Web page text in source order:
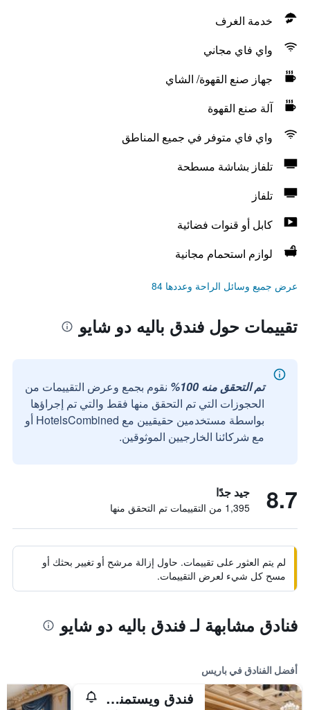
خدمة الغرف
واي فاي مجاني
جهاز صنع القهوة/ الشاي
آلة صنع القهوة
واي فاي متوفر في جميع المناطق
تلفاز بشاشة مسطحة
تلفاز
كابل أو قنوات فضائية
لوازم استحمام مجانية
عرض جميع وسائل الراحة وعددها 84
تقييمات حول فندق باليه دو شايو
تم التحقق منه 100%
نقوم بجمع وعرض التقييمات من
الحجوزات التي تم التحقق منها فقط والتي تم إجراؤها
بواسطة مستخدمين حقيقيين مع HotelsCombined أو
مع شركائنا الخارجيين الموثوقين.
8.7 جيد جدًا
1,395 من التقييمات تم التحقق منها
لم يتم العثور على تقييمات. حاول إزالة مرشح أو تغيير بحثك أو
مسح كل شيء لعرض التقييمات.
فنادق مشابهة لـ فندق باليه دو شايو
أفضل الفنادق في باريس
فندق ويستمنستر